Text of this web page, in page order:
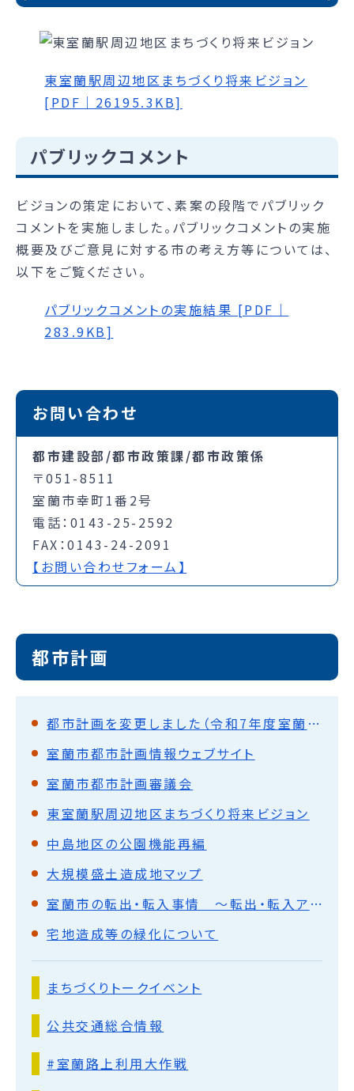
東室蘭駅周辺地区まちづくり将来ビジョン
[PDF｜26195.3KB]
パブリックコメント
ビジョンの策定において、素案の段階でパブリック
コメントを実施しました。パブリックコメントの実施
概要及びご意見に対する市の考え方等については、
以下をご覧ください。
パブリックコメントの実施結果 [PDF｜
283.9KB]
お問い合わせ
都市建設部/都市政策課/都市政策係
〒051-8511
室蘭市幸町1番2号
電話：0143-25-2592
FAX：0143-24-2091
【お問い合わせフォーム】
都市計画
都市計画を変更しました（令和7年度室蘭市決定）
室蘭市都市計画情報ウェブサイト
室蘭市都市計画審議会
東室蘭駅周辺地区まちづくり将来ビジョン
中島地区の公園機能再編
大規模盛土造成地マップ
室蘭市の転出・転入事情 ～転出・転入アンケートと過去10年の転出・転入データからわかったこと～
宅地造成等の緑化について
まちづくりトークイベント
公共交通総合情報
#室蘭路上利用大作戦